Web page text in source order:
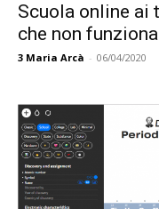
Scuola online ai
che non funziona
3 Maria Arcà - 06/04/2020